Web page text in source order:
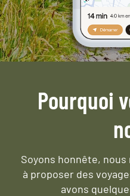
Pourquoi
Soyons honnête,
à proposer des
avons